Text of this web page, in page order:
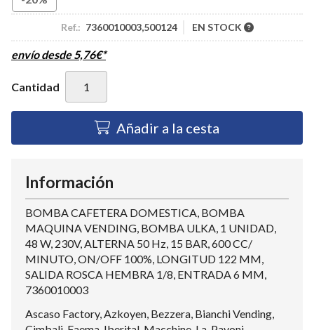
Ref.: 7360010003,500124 EN STOCK
envío desde5,76€*
Cantidad
Añadir a la cesta
Información
BOMBA CAFETERA DOMESTICA, BOMBA
MAQUINA VENDING, BOMBA ULKA, 1 UNIDAD,
48 W, 230V, ALTERNA 50 Hz, 15 BAR, 600 CC/
MINUTO, ON/OFF 100%, LONGITUD 122 MM,
SALIDA ROSCA HEMBRA 1/8, ENTRADA 6 MM,
7360010003
Ascaso Factory, Azkoyen, Bezzera, Bianchi Vending,